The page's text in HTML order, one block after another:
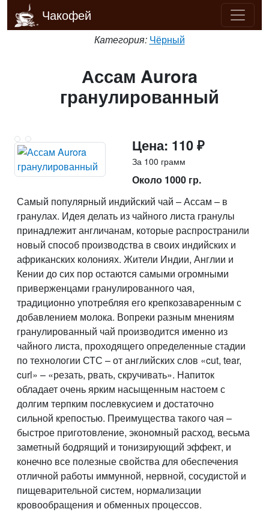
Чакофей
Категория: Чёрный
Ассам Aurora
гранулированный
Цена: 110 ₽
За 100 грамм
Около 1000 гр.
Самый популярный индийский чай – Ассам – в
гранулах. Идея делать из чайного листа гранулы
принадлежит англичанам, которые распространили
новый способ производства в своих индийских и
африканских колониях. Жители Индии, Англии и
Кении до сих пор остаются самыми огромными
приверженцами гранулированного чая,
традиционно употребляя его крепкозаваренным с
добавлением молока. Вопреки разным мнениям
гранулированный чай производится именно из
чайного листа, проходящего определенные стадии
по технологии СТС – от английских слов «cut, tear,
curl» – «резать, рвать, скручивать». Напиток
обладает очень ярким насыщенным настоем с
долгим терпким послевкусием и достаточно
сильной крепостью. Преимущества такого чая –
быстрое приготовление, экономный расход, весьма
заметный бодрящий и тонизирующий эффект, и
конечно все полезные свойства для обеспечения
отличной работы иммунной, нервной, сосудистой и
пищеварительной систем, нормализации
кровообращения и обменных процессов.